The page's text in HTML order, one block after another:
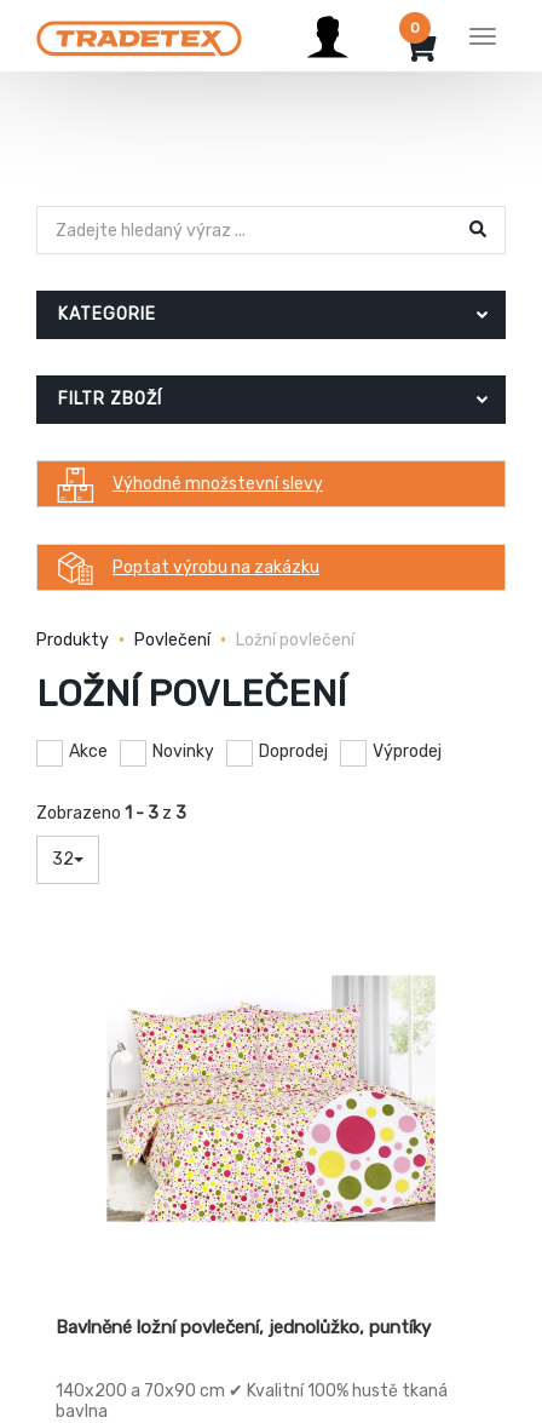
Menu
0
KATEGORIE
FILTR ZBOŽÍ
Výhodné množstevní slevy
Poptat výrobu na zakázku
Produkty Povlečení Ložní povlečení
LOŽNÍ POVLEČENÍ
Akce Novinky Doprodej Výprodej
Zobrazeno 1 - 3 z 3
32
Bavlněné ložní povlečení, jednolůžko, puntíky
140x200 a 70x90 cm ✔ Kvalitní 100% hustě tkaná
bavlna